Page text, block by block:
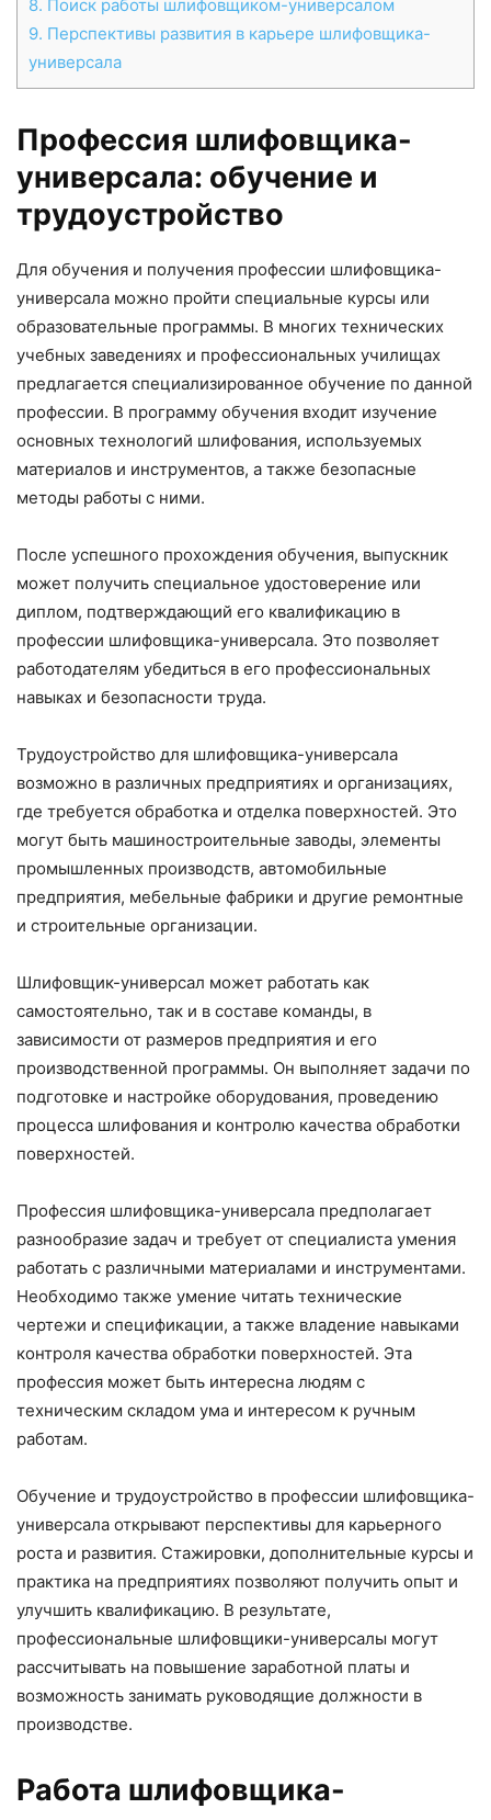
8. Поиск работы шлифовщиком-универсалом
9. Перспективы развития в карьере шлифовщика-
универсала
Профессия шлифовщика-
универсала: обучение и
трудоустройство
Для обучения и получения профессии шлифовщика-
универсала можно пройти специальные курсы или
образовательные программы. В многих технических
учебных заведениях и профессиональных училищах
предлагается специализированное обучение по данной
профессии. В программу обучения входит изучение
основных технологий шлифования, используемых
материалов и инструментов, а также безопасные
методы работы с ними.
После успешного прохождения обучения, выпускник
может получить специальное удостоверение или
диплом, подтверждающий его квалификацию в
профессии шлифовщика-универсала. Это позволяет
работодателям убедиться в его профессиональных
навыках и безопасности труда.
Трудоустройство для шлифовщика-универсала
возможно в различных предприятиях и организациях,
где требуется обработка и отделка поверхностей. Это
могут быть машиностроительные заводы, элементы
промышленных производств, автомобильные
предприятия, мебельные фабрики и другие ремонтные
и строительные организации.
Шлифовщик-универсал может работать как
самостоятельно, так и в составе команды, в
зависимости от размеров предприятия и его
производственной программы. Он выполняет задачи по
подготовке и настройке оборудования, проведению
процесса шлифования и контролю качества обработки
поверхностей.
Профессия шлифовщика-универсала предполагает
разнообразие задач и требует от специалиста умения
работать с различными материалами и инструментами.
Необходимо также умение читать технические
чертежи и спецификации, а также владение навыками
контроля качества обработки поверхностей. Эта
профессия может быть интересна людям с
техническим складом ума и интересом к ручным
работам.
Обучение и трудоустройство в профессии шлифовщика-
универсала открывают перспективы для карьерного
роста и развития. Стажировки, дополнительные курсы и
практика на предприятиях позволяют получить опыт и
улучшить квалификацию. В результате,
профессиональные шлифовщики-универсалы могут
рассчитывать на повышение заработной платы и
возможность занимать руководящие должности в
производстве.
Работа шлифовщика-